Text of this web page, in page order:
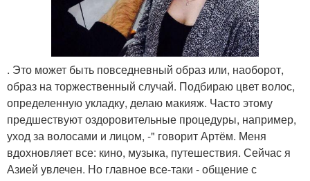
. Это может быть повседневный образ или, наоборот,
образ на торжественный случай. Подбираю цвет волос,
определенную укладку, делаю макияж. Часто этому
предшествуют оздоровительные процедуры, например,
уход за волосами и лицом, -" говорит Артём. Меня
вдохновляет все: кино, музыка, путешествия. Сейчас я
Азией увлечен. Но главное все-таки - общение с